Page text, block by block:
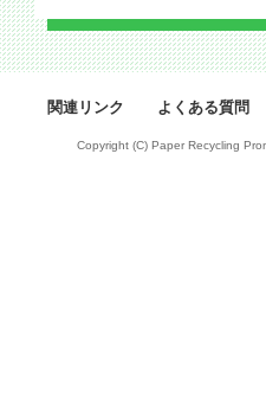
関連リンク よくある質問
Copyright (C) Paper Recycling